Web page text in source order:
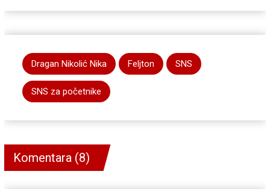
Dragan Nikolić Nika Feljton SNS
SNS za početnike
Komentara (8)